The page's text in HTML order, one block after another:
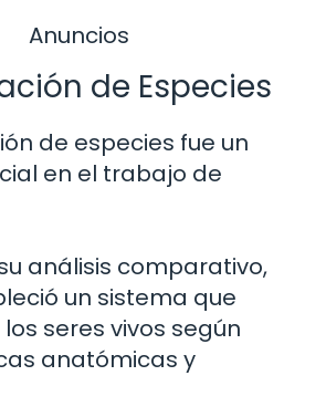
Anuncios
de Especies
de especies fue un
en el trabajo de
análisis comparativo,
un sistema que
seres vivos según
anatómicas y